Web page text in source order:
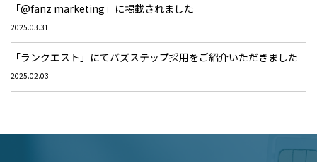
「@fanz marketing」に掲載されました
2025.03.31
「ランクエスト」にてバズステップ採用をご紹介いただきました
2025.02.03